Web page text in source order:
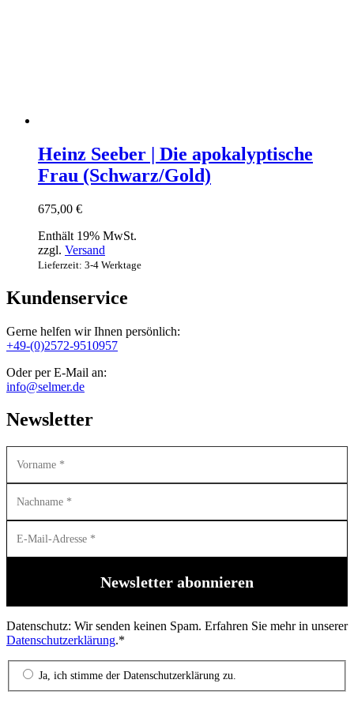
Heinz Seeber | Die apokalyptische
Frau (Schwarz/Gold)
675,00 €
Enthält 19% MwSt.
zzgl. Versand
Lieferzeit: 3-4 Werktage
Kundenservice
Gerne helfen wir Ihnen persönlich:
+49-(0)2572-9510957
Oder per E-Mail an:
info@selmer.de
Newsletter
Datenschutz: Wir senden keinen Spam. Erfahren Sie mehr in unserer
Datenschutzerklärung.*
Ja, ich stimme der Datenschutzerklärung zu.